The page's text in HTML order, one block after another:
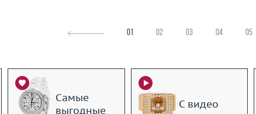
01 02 03 04 05
Самые
выгодные
С видео